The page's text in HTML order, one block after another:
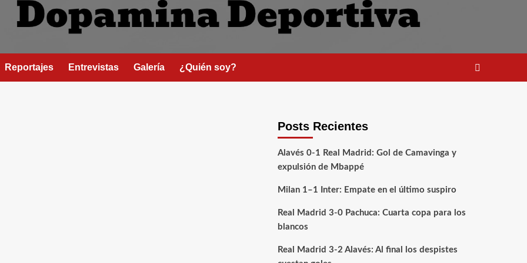
Reportajes Entrevistas Galería ¿Quién soy?
Posts Recientes
Alavés 0-1 Real Madrid: Gol de Camavinga y
expulsión de Mbappé
Milan 1–1 Inter: Empate en el último suspiro
Real Madrid 3-0 Pachuca: Cuarta copa para los
blancos
Real Madrid 3-2 Alavés: Al final los despistes